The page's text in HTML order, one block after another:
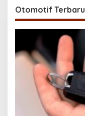
Otomotif Terbaru